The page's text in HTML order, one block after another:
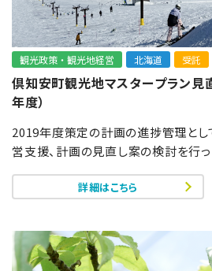
観光政策・観光地経営 北海道 受託
倶知安町観光地マスタープラン見
年度）
2019年度策定の計画の進捗管理と
営支援、計画の見直し案の検討を行っ
詳細はこちら